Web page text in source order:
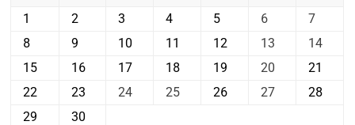
1
2 3 4 5 6
7
8
9 10 11 12 13
14
15
16 17 18 19 20
21
22
23 24 25 26 27
28
29
30